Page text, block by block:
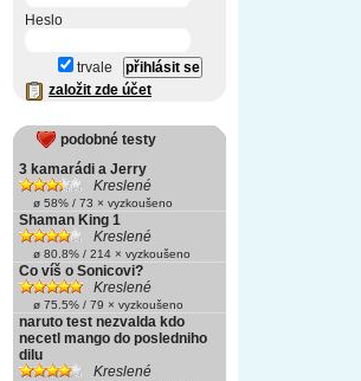
Heslo
trvale
založit zde účet
podobné testy
3 kamarádi a Jerry
Kreslené
ø 58% / 73 × vyzkoušeno
Shaman King 1
Kreslené
ø 80.8% / 214 × vyzkoušeno
Co víš o Sonicovi?
Kreslené
ø 75.5% / 79 × vyzkoušeno
naruto test nezvalda kdo
necetl mango do posledniho
dilu
Kreslené